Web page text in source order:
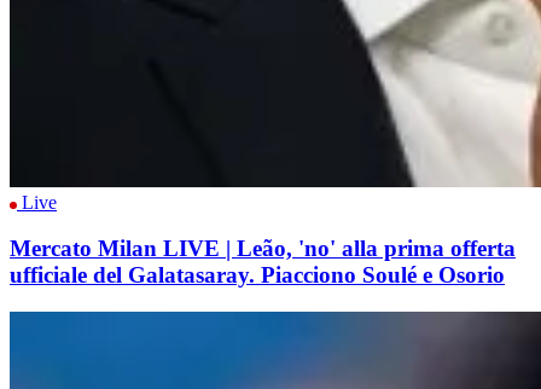
Live
Mercato Milan LIVE | Leão, 'no' alla prima offerta
ufficiale del Galatasaray. Piacciono Soulé e Osorio